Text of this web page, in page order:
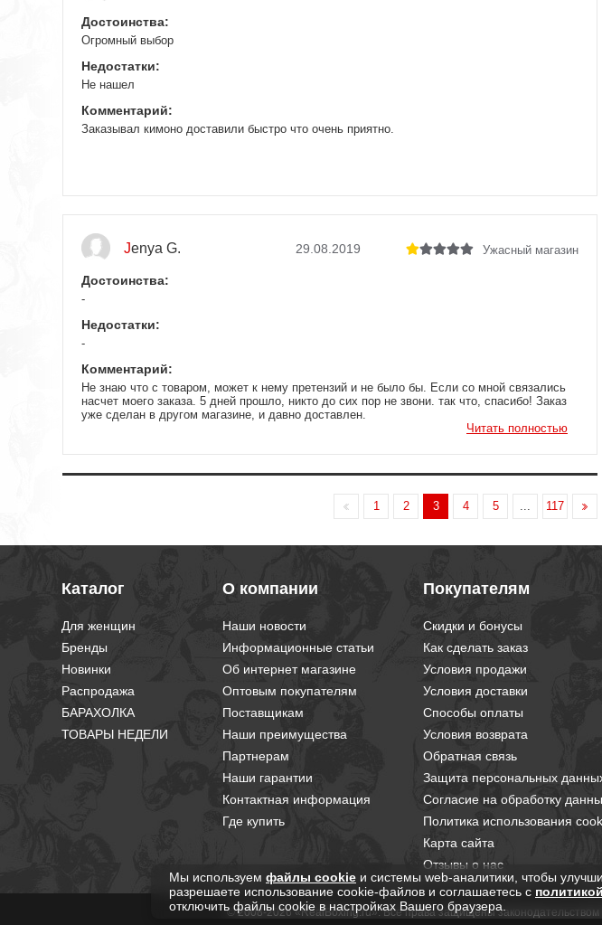
Достоинства:
Огромный выбор
Недостатки:
Не нашел
Комментарий:
Заказывал кимоно доставили быстро что очень приятно.
Jenya G. 29.08.2019 Ужасный магазин
Достоинства:
-
Недостатки:
-
Комментарий:
Не знаю что с товаром, может к нему претензий и не было бы. Если со мной связались
насчет моего заказа. 5 дней прошло, никто до сих пор не звони. так что, спасибо! Заказ
уже сделан в другом магазине, и давно доставлен.
Читать полностью
1 2 3 4 5 117
Каталог
Для женщин
Бренды
Новинки
Распродажа
БАРАХОЛКА
ТОВАРЫ НЕДЕЛИ
О компании
Наши новости
Информационные статьи
Об интернет магазине
Оптовым покупателям
Поставщикам
Наши преимущества
Партнерам
Наши гарантии
Контактная информация
Где купить
Покупателям
Скидки и бонусы
Как сделать заказ
Условия продажи
Условия доставки
Способы оплаты
Условия возврата
Обратная связь
Защита персональных
Согласие на обработку
Политика использования
Карта сайта
Отзывы о нас
© 2008-2026 «RealBoxing.ru». Все права защищены
Мы используем файлы cookie и системы web-аналитики, чтобы
разрешаете использование cookie-файлов и соглашаетесь с
отключить файлы cookie в настройках Вашего браузера.